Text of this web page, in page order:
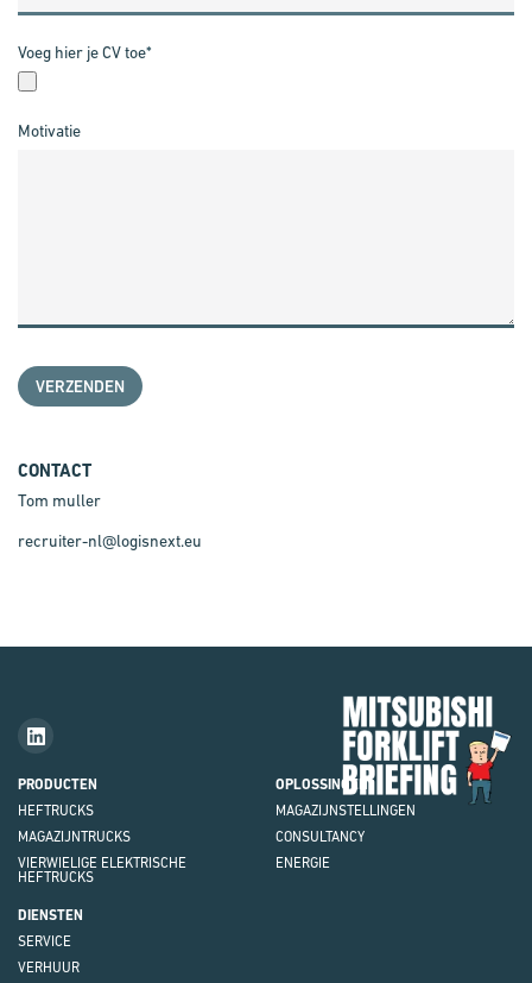
Voeg hier je CV toe*
Motivatie
CONTACT
Tom muller
recruiter-nl@logisnext.eu
PRODUCTEN
HEFTRUCKS
MAGAZIJNTRUCKS
VIERWIELIGE ELEKTRISCHE
HEFTRUCKS
OPLOSSINGEN
MAGAZIJNSTELLINGEN
CONSULTANCY
ENERGIE
DIENSTEN
SERVICE
VERHUUR